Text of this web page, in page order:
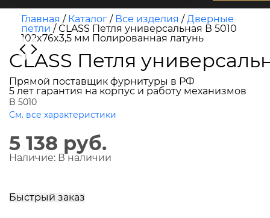
Главная / Каталог / Все изделия /Дверные
петли /CLASS Петля универсальная В 5010
102x76x3,5 мм Полированная латунь
CLASS Петля
Прямой поставщик фурнитуры в РФ
5 лет гарантия на корпус и работу механизмов
B 5010
См. все характеристики
5 138 руб.
Наличие: В наличии
Быстрый заказ